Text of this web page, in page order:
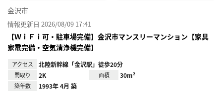
金沢市
情報更新日 2026/08/09 17:41
【ＷｉＦｉ可・駐車場完備】金沢市マンスリーマンション【家具
家電完備・空気清浄機完備】
アクセス 北陸新幹線「金沢駅」徒歩20分
間取り 2K 面積 30m²
築年数 1993年 4月 築